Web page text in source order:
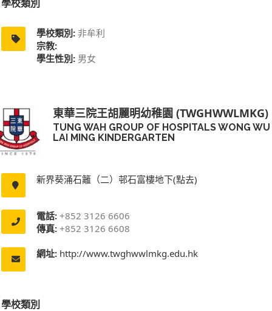
學校類別
學校類別: 非牟利
宗教:
學生性別: 男女
東華三院王胡麗明幼稚園 (TWGHWWLMKG)
TUNG WAH GROUP OF HOSPITALS WONG WU
LAI MING KINDERGARTEN
新界葵涌石籬（二）邨石富樓地下(點去)
電話: +852 3126 6606
傳真: +852 3126 6608
網址: http://www.twghwwlmkg.edu.hk
學校類別